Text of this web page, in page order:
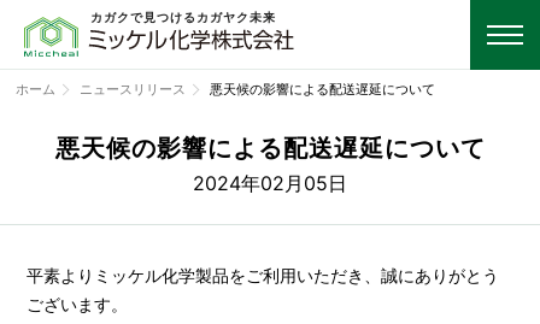
カガクで見つけるカガヤク未来
ホーム ニュースリリース 悪天候の影響による配送遅延について
悪天候の影響による配送遅延について
2024年02月05日
平素よりミッケル化学製品をご利用いただき、誠にありがとう
ございます。